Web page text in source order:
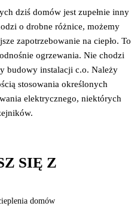
dziś domów jest zupełnie inny
o drobne różnice, możemy
zapotrzebowanie na ciepło. To
ogrzewania. Nie chodzi
budowy instalacji c.o. Należy
stosowania określonych
elektrycznego, niektórych
SIĘ Z
domów